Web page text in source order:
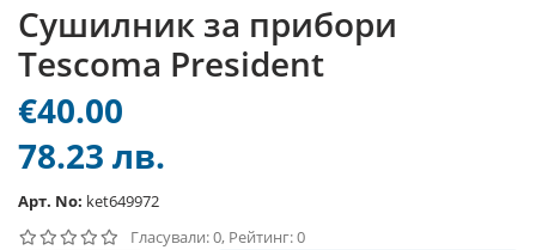
Сушилник за прибори
Tescoma President
€40.00
78.23 лв.
Арт. No: ket649972
Гласували: 0, Рейтинг: 0